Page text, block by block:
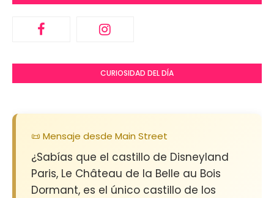
CURIOSIDAD DEL DÍA
📜 Mensaje desde Main Street
¿Sabías que el castillo de Disneyland
Paris, Le Château de la Belle au Bois
Dormant, es el único castillo de los